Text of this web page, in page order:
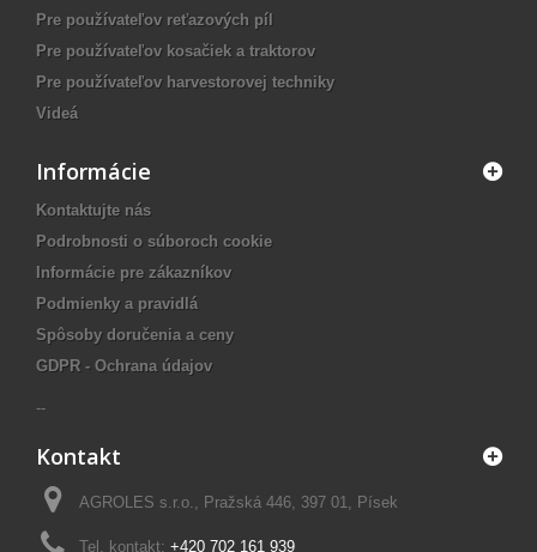
Pre používateľov reťazových píl
Pre používateľov kosačiek a traktorov
Pre používateľov harvestorovej techniky
Videá
Informácie
Kontaktujte nás
Podrobnosti o súboroch cookie
Informácie pre zákazníkov
Podmienky a pravidlá
Spôsoby doručenia a ceny
GDPR - Ochrana údajov
--
Kontakt
AGROLES s.r.o., Pražská 446, 397 01, Písek
Tel. kontakt: +420 702 161 939